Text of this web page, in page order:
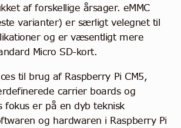
af forskellige årsager. eMMC
varianter) er særligt velegnet til
og er væsentligt mere
Micro SD-kort.
til brug af Raspberry Pi CM5,
carrier boards og
fokus er på en dyb teknisk
og hardwaren i Raspberry Pi